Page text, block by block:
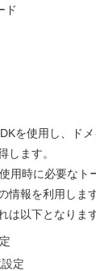
ド
を使用し、ド
します。
用時に必要なト
情報を利用します
は以下となります
定